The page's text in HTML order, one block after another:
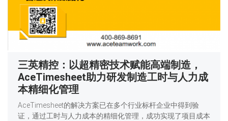
三英精控：以超精密技术赋能高端制造，
AceTimesheet助力研发制造工时与人力成
本精细化管理
AceTimesheet的解决方案已在多个行业标杆企业中得到验
证，通过工时与人力成本的精细化管理，成功实现了项目成本